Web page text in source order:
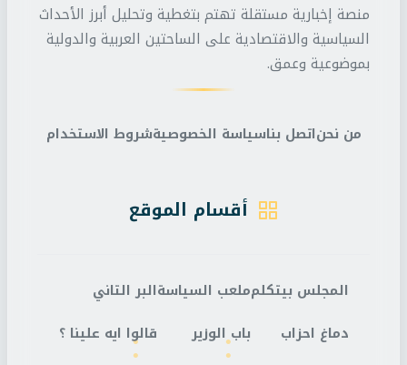
منصة إخبارية مستقلة تهتم بتغطية وتحليل أبرز الأحداث
السياسية والاقتصادية على الساحتين العربية والدولية
بموضوعية وعمق.
من نحناتصل بناسياسة الخصوصيةشروط الاستخدام
أقسام الموقع
المجلس بيتكلم
دماغ احزاب
ملعب السياسة
باب الوزير
البر التاني
قالوا ايه علينا ؟